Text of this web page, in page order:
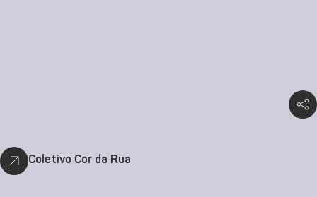
Coletivo Cor da Rua